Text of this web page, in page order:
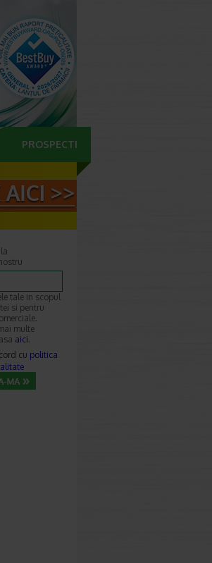
PROSPECTE
tale in scopul
si pentru
multe
aici.
cu politica